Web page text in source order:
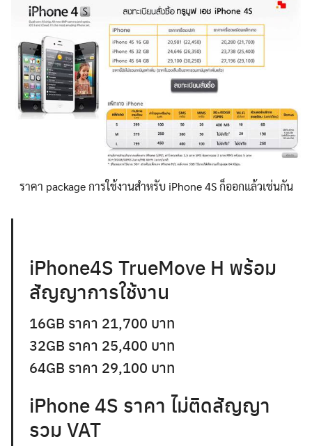
ราคา package การใช้งานสำหรับ iPhone 4S ก็ออกแล้วเช่นกัน
iPhone4S TrueMove H พร้อม
สัญญาการใช้งาน
16GB ราคา 21,700 บาท
32GB ราคา 25,400 บาท
64GB ราคา 29,100 บาท
iPhone 4S ราคา ไม่ติดสัญญา
รวม VAT